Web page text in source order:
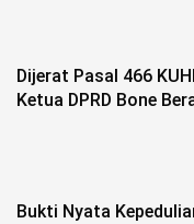
Right
Reserved
Dijerat Pasal 466
Ketua DPRD Bone
Bukti Nyata